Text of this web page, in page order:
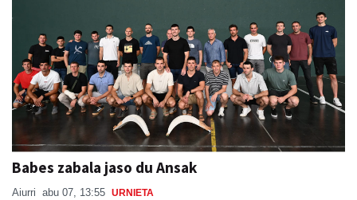
Babes zabala jaso du Ansak
Aiurri abu 07, 13:55 URNIETA